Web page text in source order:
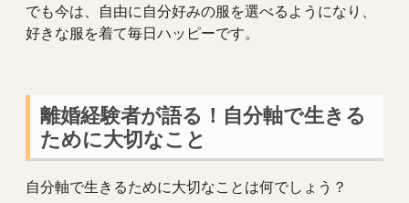
でも今は、自由に自分好みの服を選べるようになり、
好きな服を着て毎日ハッピーです。
離婚経験者が語る！自分軸で生きる
ために大切なこと
自分軸で生きるために大切なことは何でしょう？